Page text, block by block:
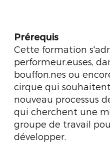
Prérequis
Cette formation
performeur.euses,
bouffon.nes ou
cirque qui
nouveau processus
qui cherchent une
groupe de travail
développer.